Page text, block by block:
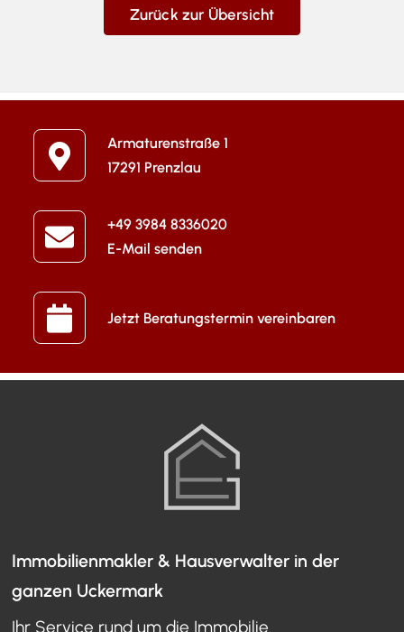
Zurück zur Übersicht
Armaturenstraße 1
17291 Prenzlau
+49 3984 8336020
E-Mail senden
Jetzt Beratungstermin vereinbaren
Immobilienmakler & Hausverwalter in der
ganzen Uckermark
Ihr Service rund um die Immobilie.